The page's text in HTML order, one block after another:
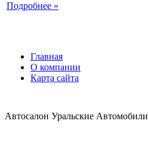
Подробнее »
Главная
О компании
Карта сайта
Автосалон Уральские Автомобили